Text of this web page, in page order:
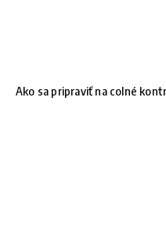
Ako sa pripraviť na colné